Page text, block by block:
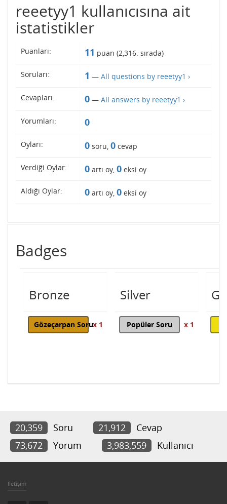
reeetyy1 kullanıcısına ait
istatistikler
Puanları: 11 puan (2,316. sırada)
Soruları: 1 — All questions by reeetyy1 ›
Cevapları: 0 — All answers by reeetyy1 ›
Yorumları: 0
Oyları: 0 soru, 0 cevap
Verdiği Oylar: 0 artı oy, 0 eksi oy
Aldığı Oylar: 0 artı oy, 0 eksi oy
Badges
Bronze
Gözeçarpan Sorux 1
Silver
Popüler Soru x 1
20,359 Soru 21,912
Cevap
73,672
Yorum 3,983,559 Kullanıcı
İletişim